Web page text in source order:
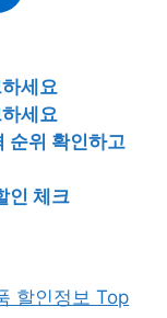
세요
세요
순위 확인하고
인 체크
할인정보 Top